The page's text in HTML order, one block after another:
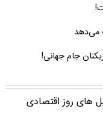
های روز اقتصادی